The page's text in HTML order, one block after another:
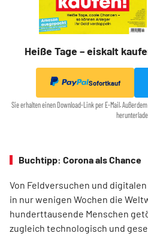
Heiße Tage – eiskalt
Sofortkauf
Sie erhalten einen Download-Link per E-Mail.
Buchtipp: Corona als Chance
Von Feldversuchen und digitalen
in nur wenigen Wochen die
hunderttausende Menschen
zugleich technologisch und